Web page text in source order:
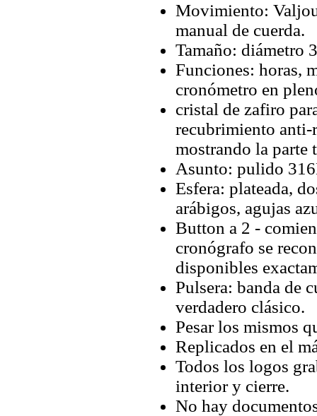
Movimiento:
manual de cuerda.
Tamaño: diámetro
Funciones: horas,
cronómetro en
cristal de zafiro
recubrimiento anti-
mostrando la parte
Asunto: pulido
Esfera: plateada,
arábigos, agujas
Button a 2 -
cronógrafo se
disponibles
Pulsera: banda de
verdadero clásico.
Pesar los mismos
Replicados en el
Todos los logos
interior y cierre.
No hay